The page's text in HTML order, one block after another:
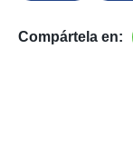
Compártela en: